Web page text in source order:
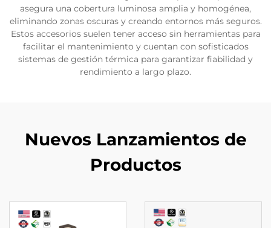
asegura una cobertura luminosa amplia y homogénea,
eliminando zonas oscuras y creando entornos más seguros.
Estos accesorios suelen tener acceso sin herramientas para
facilitar el mantenimiento y cuentan con sofisticados
sistemas de gestión térmica para garantizar fiabilidad y
rendimiento a largo plazo.
Nuevos Lanzamientos de
Productos